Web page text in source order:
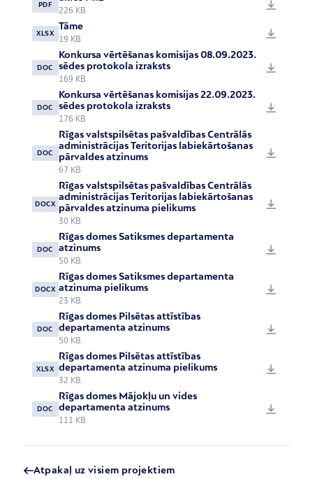
PDF
226 KB
XLSX
Tāme
19 KB
DOC
Konkursa vērtēšanas komisijas 08.09.2023.
sēdes protokola izraksts
169 KB
DOC
Konkursa vērtēšanas komisijas 22.09.2023.
sēdes protokola izraksts
176 KB
DOC
Rīgas valstspilsētas pašvaldības Centrālās
administrācijas Teritorijas labiekārtošanas
pārvaldes atzinums
67 KB
DOCX
Rīgas valstspilsētas pašvaldības Centrālās
administrācijas Teritorijas labiekārtošanas
pārvaldes atzinuma pielikums
30 KB
DOC
Rīgas domes Satiksmes departamenta
atzinums
50 KB
DOCX
Rīgas domes Satiksmes departamenta
atzinuma pielikums
23 KB
DOC
Rīgas domes Pilsētas attīstības
departamenta atzinums
50 KB
XLSX
Rīgas domes Pilsētas attīstības
departamenta atzinuma pielikums
32 KB
DOC
Rīgas domes Mājokļu un vides
departamenta atzinums
111 KB
Atpakaļ uz visiem projektiem